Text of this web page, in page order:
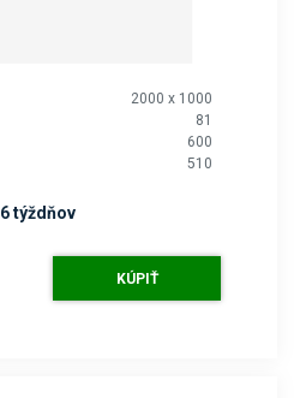
2000 x 1000
81
600
510
týždňov
KÚPIŤ